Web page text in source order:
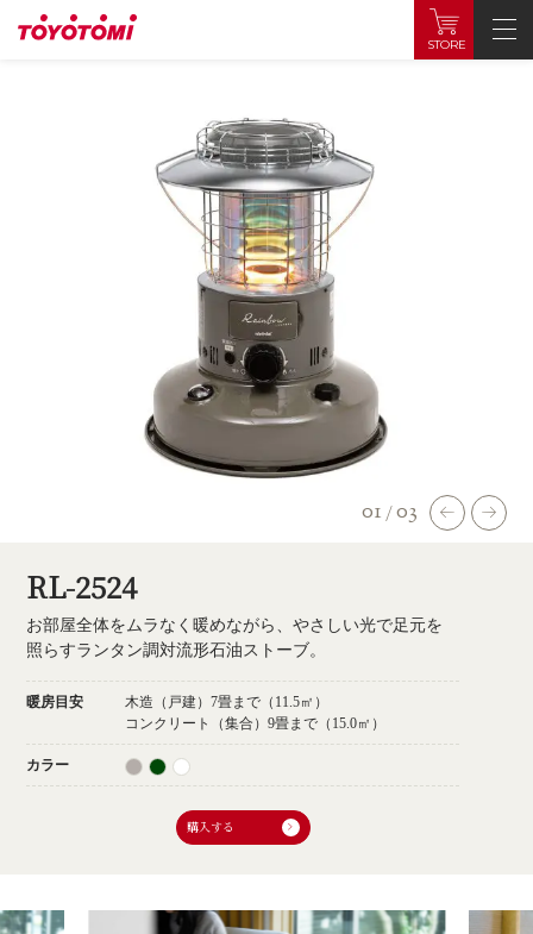
STORE
01 /03
RL-2524
お部屋全体をムラなく暖めながら、やさしい光で足元を
照らすランタン調対流形石油ストーブ。
暖房目安
木造（戸建）7畳まで（11.5㎡）
コンクリート（集合）9畳まで（15.0㎡）
カラー
購入する